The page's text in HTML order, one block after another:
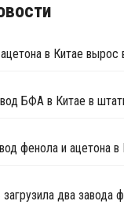
в Китае вырос